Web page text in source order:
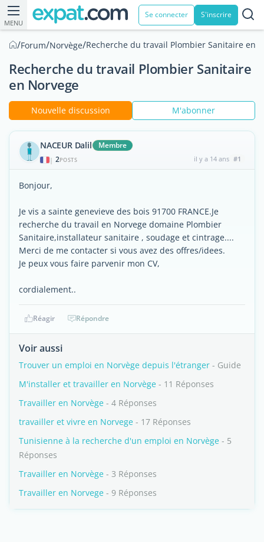
MENU
Se connecter S'inscrire
/Forum/Norvège/Recherche du travail Plombier Sanitaire en
Recherche du travail Plombier Sanitaire
en Norvege
Nouvelle discussion M'abonner
NACEUR Dalil Membre
| 2POSTS il y a 14 ans #1
Bonjour,
Je vis a sainte genevieve des bois 91700 FRANCE.Je
recherche du travail en Norvege domaine Plombier
Sanitaire,installateur sanitaire , soudage et cintrage....
Merci de me contacter si vous avez des offres/idees.
Je peux vous faire parvenir mon CV,
cordialement..
Réagir Répondre
Voir aussi
Trouver un emploi en Norvège depuis l'étranger - Guide
M'installer et travailler en Norvège - 11 Réponses
Travailler en Norvège - 4 Réponses
travailler et vivre en Norvege - 17 Réponses
Tunisienne à la recherche d'un emploi en Norvège - 5
Réponses
Travailler en Norvège - 3 Réponses
Travailler en Norvege - 9 Réponses